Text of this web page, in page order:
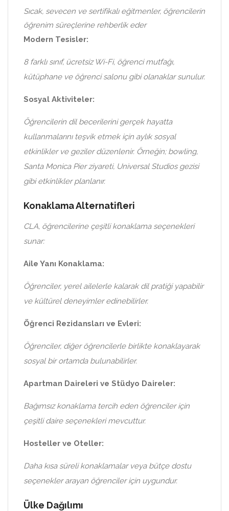
Sıcak, sevecen ve sertifikalı eğitmenler, öğrencilerin
öğrenim süreçlerine rehberlik eder
Modern Tesisler:
8 farklı sınıf, ücretsiz Wi-Fi, öğrenci mutfağı,
kütüphane ve öğrenci salonu gibi olanaklar sunulur.
Sosyal Aktiviteler:
Öğrencilerin dil becerilerini gerçek hayatta
kullanmalarını teşvik etmek için aylık sosyal
etkinlikler ve geziler düzenlenir. Örneğin; bowling,
Santa Monica Pier ziyareti, Universal Studios gezisi
gibi etkinlikler planlanır.
Konaklama Alternatifleri
CLA, öğrencilerine çeşitli konaklama seçenekleri
sunar:
Aile Yanı Konaklama:
Öğrenciler, yerel ailelerle kalarak dil pratiği yapabilir
ve kültürel deneyimler edinebilirler.
Öğrenci Rezidansları ve Evleri:
Öğrenciler, diğer öğrencilerle birlikte konaklayarak
sosyal bir ortamda bulunabilirler.
Apartman Daireleri ve Stüdyo Daireler:
Bağımsız konaklama tercih eden öğrenciler için
çeşitli daire seçenekleri mevcuttur.
Hosteller ve Oteller:
Daha kısa süreli konaklamalar veya bütçe dostu
seçenekler arayan öğrenciler için uygundur.
Ülke Dağılımı